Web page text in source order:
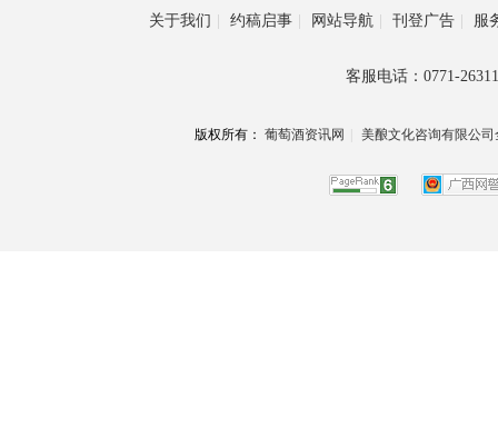
关于我们 约稿启事 网站导航 刊登广告 服
客服电话：0771-
版权所有： 葡萄酒资讯网 美酿文化咨询有限公司